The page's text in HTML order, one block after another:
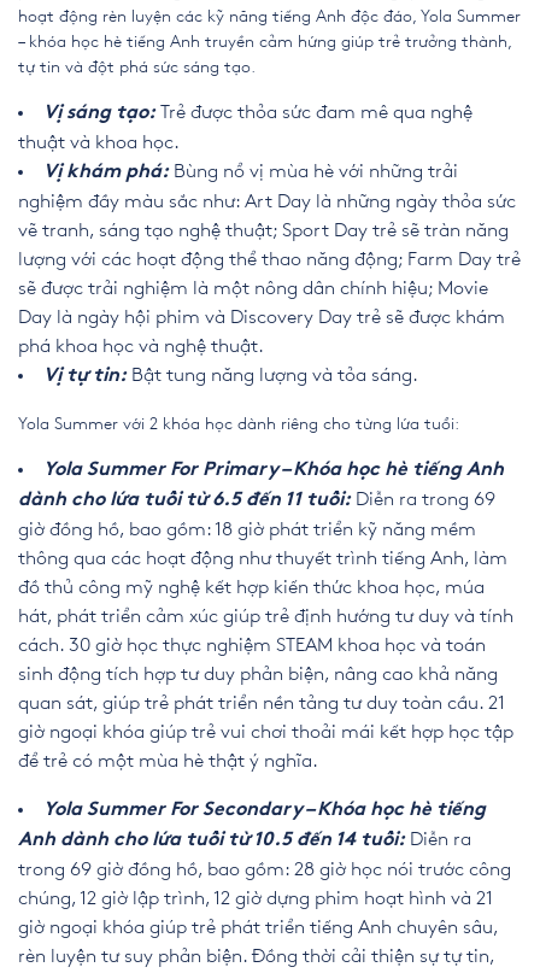
hoạt động rèn luyện các kỹ năng tiếng Anh độc đáo, Yola Summer
– khóa học hè tiếng Anh truyền cảm hứng giúp trẻ trưởng thành,
tự tin và đột phá sức sáng tạo.
Vị sáng tạo:Trẻ được thỏa sức đam mê qua nghệ
thuật và khoa học.
Vị khám phá:Bùng nổ vị mùa hè với những trải
nghiệm đầy màu sắc như: Art Day là những ngày thỏa sức
vẽ tranh, sáng tạo nghệ thuật; Sport Day trẻ sẽ tràn năng
lượng với các hoạt động thể thao năng động; Farm Day trẻ
sẽ được trải nghiệm là một nông dân chính hiệu; Movie
Day là ngày hội phim và Discovery Day trẻ sẽ được khám
phá khoa học và nghệ thuật.
Vị tự tin:Bật tung năng lượng và tỏa sáng.
Yola Summer với 2 khóa học dành riêng cho từng lứa tuổi:
Yola Summer For Primary – Khóa học hè tiếng Anh
dành cho lứa tuổi từ 6.5 đến 11 tuổi:Diễn ra trong 69
giờ đồng hồ, bao gồm: 18 giờ phát triển kỹ năng mềm
thông qua các hoạt động như thuyết trình tiếng Anh, làm
đồ thủ công mỹ nghệ kết hợp kiến thức khoa học, múa
hát, phát triển cảm xúc giúp trẻ định hướng tư duy và tính
cách. 30 giờ học thực nghiệm STEAM khoa học và toán
sinh động tích hợp tư duy phản biện, nâng cao khả năng
quan sát, giúp trẻ phát triển nền tảng tư duy toàn cầu. 21
giờ ngoại khóa giúp trẻ vui chơi thoải mái kết hợp học tập
để trẻ có một mùa hè thật ý nghĩa.
Yola Summer For Secondary – Khóa học hè tiếng
Anh dành cho lứa tuổi từ 10.5 đến 14 tuổi:Diễn ra
trong 69 giờ đồng hồ, bao gồm: 28 giờ học nói trước công
chúng, 12 giờ lập trình, 12 giờ dựng phim hoạt hình và 21
giờ ngoại khóa giúp trẻ phát triển tiếng Anh chuyên sâu,
rèn luyện tư suy phản biện. Đồng thời cải thiện sự tự tin,